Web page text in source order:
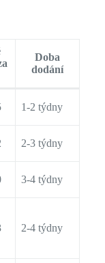
Doba
dodání
1-2 týdny
2-3 týdny
3-4 týdny
2-4 týdny